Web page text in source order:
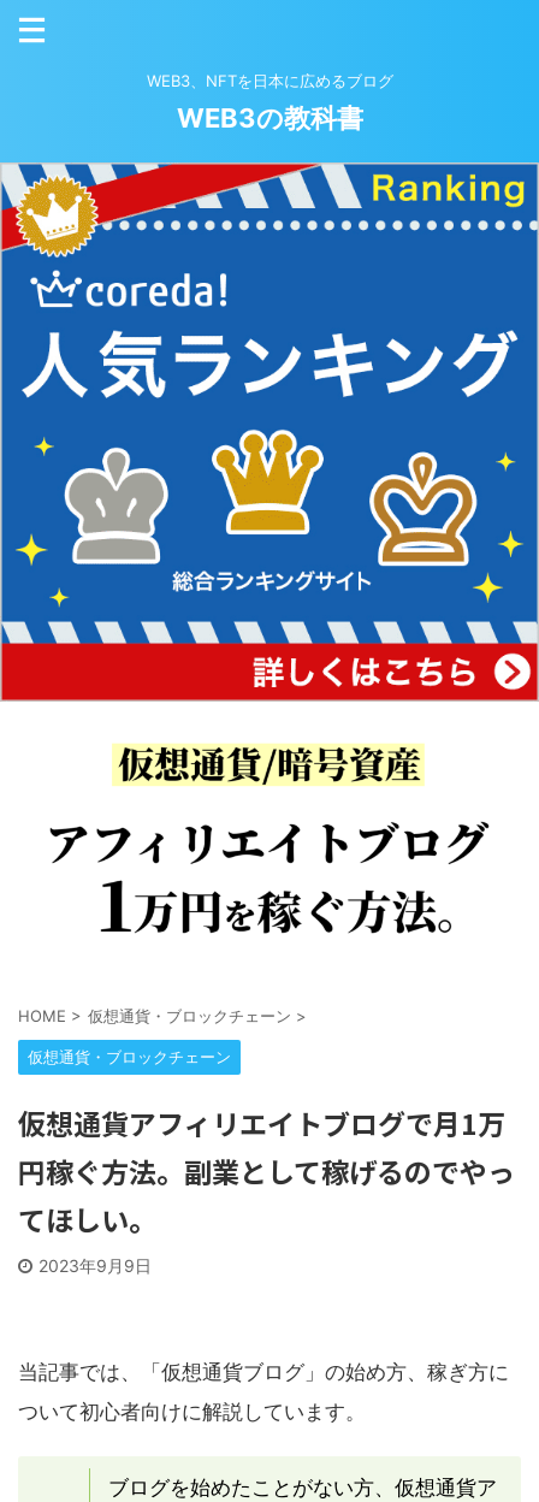
WEB3、NFTを日本に広めるブログ
WEB3の教科書
HOME > 仮想通貨・ブロックチェーン >
仮想通貨・ブロックチェーン
仮想通貨アフィリエイトブログで月1万
円稼ぐ方法。副業として稼げるのでやっ
てほしい。
2023年9月9日
当記事では、「仮想通貨ブログ」の始め方、稼ぎ方に
ついて初心者向けに解説しています。
ブログを始めたことがない方、仮想通貨ア